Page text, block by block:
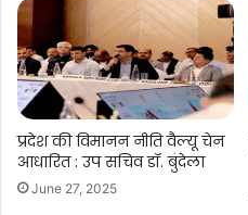
प्रदेश की विमानन नीति वैल्यू चेन
आधारित : उप सचिव डॉ. बुंदेला
June 27, 2025